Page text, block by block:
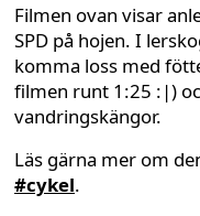
Filmen ovan visar
SPD på hojen. I
komma loss med
filmen runt 1:25 :|)
vandringskängor.
Läs gärna mer om
#cykel.